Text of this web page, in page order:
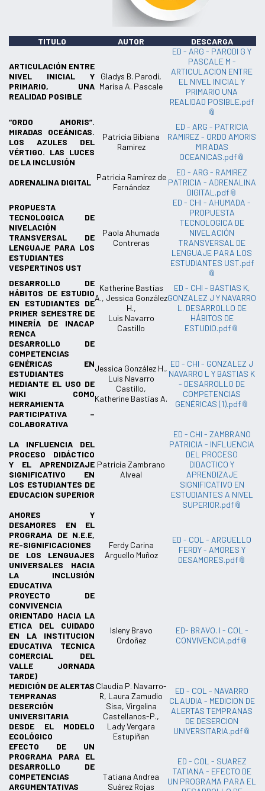
TITULO AUTOR DESCARGA
ARTICULACIÓN ENTRE
NIVEL INICIAL Y
PRIMARIO, UNA
REALIDAD POSIBLE
Gladys B. Parodi,
Marisa A. Pascale
ED - ARG - PARODI G Y
PASCALE M -
ARTICULACION ENTRE
EL NIVEL INICIAL Y
PRIMARIO UNA
REALIDAD POSIBLE.pdf
“ORDO AMORIS”.
MIRADAS OCEÁNICAS.
LOS AZULES DEL
VÉRTIGO. LAS LUCES
DE LA INCLUSIÓN
Patricia Bibiana
Ramirez
ED - ARG - PATRICIA
RAMIREZ - ORDO AMORIS
MIRADAS
OCEANICAS.pdf
ADRENALINA DIGITAL
Patricia Ramírez de
Fernández
ED - ARG - RAMIREZ
PATRICIA - ADRENALINA
DIGITAL.pdf
PROPUESTA
TECNOLOGICA DE
NIVELACIÓN
TRANSVERSAL DE
LENGUAJE PARA LOS
ESTUDIANTES
VESPERTINOS UST
Paola Ahumada
Contreras
ED - CHI - AHUMADA -
PROPUESTA
TECNOLOGICA DE
NIVELACIÓN
TRANSVERSAL DE
LENGUAJE PARA LOS
ESTUDIANTES UST.pdf
DESARROLLO DE
HÁBITOS DE ESTUDIO
EN ESTUDIANTES DE
PRIMER SEMESTRE DE
MINERÍA DE INACAP
RENCA
Katherine Bastías
A., Jessica González
H.,
Luis Navarro
Castillo
ED - CHI - BASTIAS K,
GONZALEZ J Y NAVARRO
L. DESARROLLO DE
HÁBITOS DE
ESTUDIO.pdf
DESARROLLO DE
COMPETENCIAS
GENÉRICAS EN
ESTUDIANTES
MEDIANTE EL USO DE
WIKI COMO
HERRAMIENTA
PARTICIPATIVA –
COLABORATIVA
Jessica González H.,
Luis Navarro
Castillo,
Katherine Bastías A.
ED - CHI - GONZALEZ J
NAVARRO L Y BASTIAS K
- DESARROLLO DE
COMPETENCIAS
GENÉRICAS (1).pdf
LA INFLUENCIA DEL
PROCESO DIDÁCTICO
Y EL APRENDIZAJE
SIGNIFICATIVO EN
LOS ESTUDIANTES DE
EDUCACION SUPERIOR
Patricia Zambrano
Alveal
ED - CHI - ZAMBRANO
PATRICIA - INFLUENCIA
DEL PROCESO
DIDACTICO Y
APRENDIZAJE
SIGNIFICATIVO EN
ESTUDIANTES A NIVEL
SUPERIOR.pdf
AMORES Y
DESAMORES EN EL
PROGRAMA DE N.E.E,
RE-SIGNIFICACIONES
DE LOS LENGUAJES
UNIVERSALES HACIA
LA INCLUSIÓN
EDUCATIVA
Ferdy Carina
Arguello Muñoz
ED - COL - ARGUELLO
FERDY - AMORES Y
DESAMORES.pdf
PROYECTO DE
CONVIVENCIA
ORIENTADO HACIA LA
ETICA DEL CUIDADO
EN LA INSTITUCION
EDUCATIVA TECNICA
COMERCIAL DEL
VALLE JORNADA
TARDE)
Isleny Bravo
Ordoñez
ED- BRAVO. I - COL -
CONVIVENCIA.pdf
MEDICIÓN DE ALERTAS
TEMPRANAS
DESERCIÓN
UNIVERSITARIA
DESDE EL MODELO
ECOLÓGICO
Claudia P. Navarro-
R, Laura Zamudio
Sisa, Virgelina
Castellanos-P.,
Lady Vergara
Estupiñan
ED - COL - NAVARRO
CLAUDIA - MEDICION DE
ALERTAS TEMPRANAS
DE DESERCION
UNIVERSITARIA.pdf
EFECTO DE UN
PROGRAMA PARA EL
DESARROLLO DE
COMPETENCIAS
ARGUMENTATIVAS
Tatiana Andrea
Suárez Rojas
ED - COL - SUAREZ
TATIANA - EFECTO DE
UN PROGRAMA PARA EL